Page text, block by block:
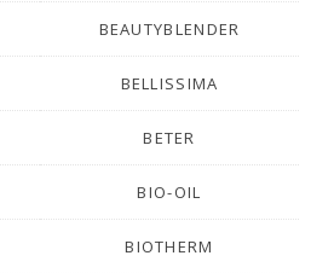
BEAUTYBLENDER
BELLISSIMA
BETER
BIO-OIL
BIOTHERM